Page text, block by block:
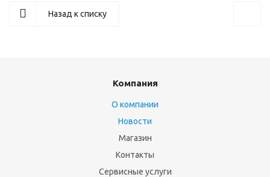
Назад к списку
Компания
О компании
Новости
Магазин
Контакты
Сервисные услуги